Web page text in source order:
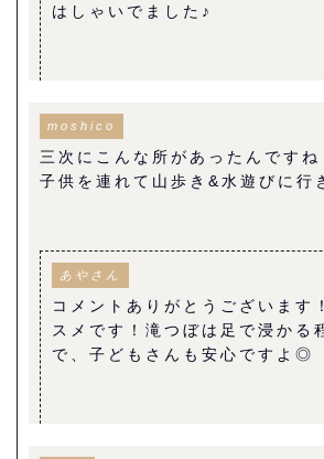
はしゃいでました♪
moshico
三次にこんな所があったんですね
子供を連れて山歩き&水遊びに行
あやさん
コメントありがとうございます
スメです！滝つぼは足で浸かる
で、子どもさんも安心ですよ◎